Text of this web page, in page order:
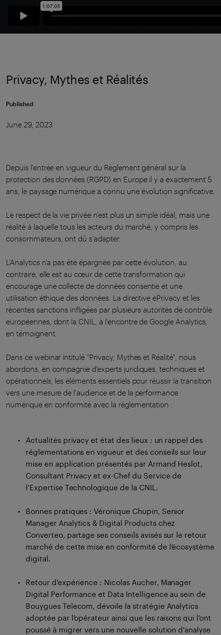
Privacy, Mythes et Réalités
Published
June 29, 2023
Depuis l'entrée en vigueur du Règlement général sur la
protection des données (RGPD) en Europe il y a exactement 5
ans, le paysage numérique a connu une évolution significative.
Le respect de la vie privée n'est plus un simple idéal, mais une
réalité à laquelle tous les acteurs du marché, y compris les
consommateurs, ont dû s'adapter.
L’Analytics n'a pas été épargnée par cette évolution, au
contraire, elle est au cœur de cette transformation qui
encourage une collecte de données consentie et une
utilisation éthique des données. La directive ePrivacy et les
récentes sanctions infligées par plusieurs autorités de contrôle
européennes, dont la CNIL, à l'encontre de Google Analytics,
en témoignent.
Dans ce webinar intitulé "Privacy, Mythes et Réalité", nous
abordons, en compagnie d'experts juridiques, techniques et
opérationnels, les éléments essentiels pour réussir la transition
vers une mesure de l'audience et de la performance
numérique en conformité avec la réglementation :
Actualités privacy et état des lieux : un rappel des
réglementations en vigueur et des conseils sur leur
mise en application présentés par Armand Heslot,
Consultant Privacy et ex-Chef du Service de
l’Expertise Technologique de la CNIL.
Bonnes pratiques : Véronique Chupin, Senior
Manager Analytics & Digital Products chez
Converteo, partage ses conseils avisés sur le retour
marché de cette mise en conformité de l’écosystème
digital.
Retour d'expérience : Nicolas Aucher, Manager
Digital Performance et Data Intelligence au sein de
Bouygues Telecom, dévoile la stratégie Analytics
adoptée par l'opérateur ainsi que les raisons qui l'ont
poussé à migrer vers une nouvelle solution d'analyse